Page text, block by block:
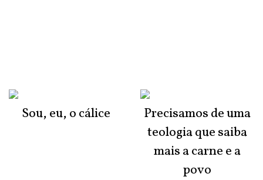
Sou, eu, o cálice
Precisamos de uma
teologia que saiba
mais a carne e a
povo